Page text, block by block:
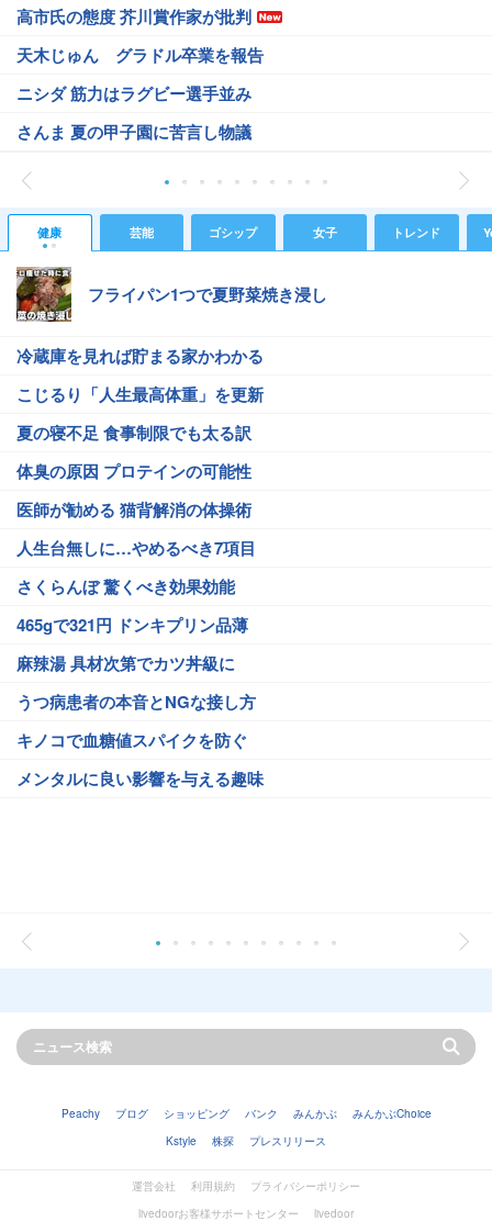
高市氏の態度 芥川賞作家が批判
天木じゅん グラドル卒業を報告
ニシダ 筋力はラグビー選手並み
さんま 夏の甲子園に苦言し物議
健康 芸能 ゴシップ 女子 トレンド
フライパン1つで夏野菜焼き浸し
冷蔵庫を見れば貯まる家かわかる
こじるり「人生最高体重」を更新
夏の寝不足 食事制限でも太る訳
体臭の原因 プロテインの可能性
医師が勧める 猫背解消の体操術
人生台無しに…やめるべき7項目
さくらんぼ 驚くべき効果効能
465gで321円 ドンキプリン品薄
麻辣湯 具材次第でカツ丼級に
うつ病患者の本音とNGな接し方
キノコで血糖値スパイクを防ぐ
メンタルに良い影響を与える趣味
Peachy ブログ ショッピング バンク みんかぶ
みんかぶChoice
Kstyle
株探 プレスリリース
運営会社 利用規約
プライバシーポリシー
livedoorお客様サポートセンター
livedoor